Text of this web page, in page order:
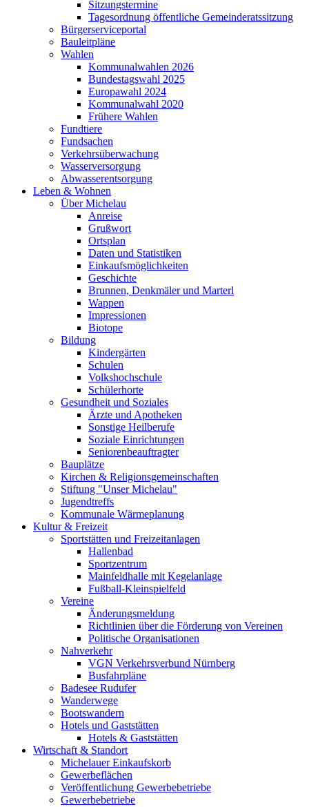
Sitzungstermine
Tagesordnung öffentliche Gemeinderatssitzung
Bürgerserviceportal
Bauleitpläne
Wahlen
Kommunalwahlen 2026
Bundestagswahl 2025
Europawahl 2024
Kommunalwahl 2020
Frühere Wahlen
Fundtiere
Fundsachen
Verkehrsüberwachung
Wasserversorgung
Abwasserentsorgung
Leben & Wohnen
Über Michelau
Anreise
Grußwort
Ortsplan
Daten und Statistiken
Einkaufsmöglichkeiten
Geschichte
Brunnen, Denkmäler und Marterl
Wappen
Impressionen
Biotope
Bildung
Kindergärten
Schulen
Volkshochschule
Schülerhorte
Gesundheit und Soziales
Ärzte und Apotheken
Sonstige Heilberufe
Soziale Einrichtungen
Seniorenbeauftragter
Bauplätze
Kirchen & Religionsgemeinschaften
Stiftung "Unser Michelau"
Jugendtreffs
Kommunale Wärmeplanung
Kultur & Freizeit
Sportstätten und Freizeitanlagen
Hallenbad
Sportzentrum
Mainfeldhalle mit Kegelanlage
Fußball-Kleinspielfeld
Vereine
Änderungsmeldung
Richtlinien über die Förderung von Vereinen
Politische Organisationen
Nahverkehr
VGN Verkehrsverbund Nürnberg
Busfahrpläne
Badesee Rudufer
Wanderwege
Bootswandern
Hotels und Gaststätten
Hotels & Gaststätten
Wirtschaft & Standort
Michelauer Einkaufskorb
Gewerbeflächen
Veröffentlichung Gewerbebetriebe
Gewerbebetriebe